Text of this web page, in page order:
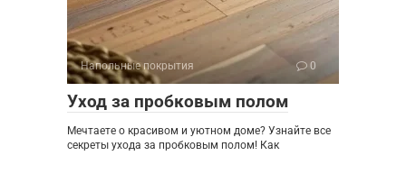
Напольные покрытия 0
Уход за пробковым полом
Мечтаете о красивом и уютном доме? Узнайте все
секреты ухода за пробковым полом! Как